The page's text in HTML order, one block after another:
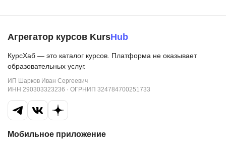
Агрегатор курсов KursHub
КурсХаб — это каталог курсов. Платформа не оказывает
образовательных услуг.
ИП Шарков Иван Сергеевич
ИНН 290303323236 · ОГРНИП 324784700251733
Мобильное приложение